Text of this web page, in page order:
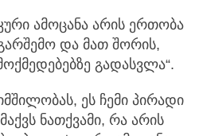
ამოცანა არის ერთობა
და მათ შორის,
გადასვლა“.
ეს ჩემი პირადი
ნათქვამი, რა არის